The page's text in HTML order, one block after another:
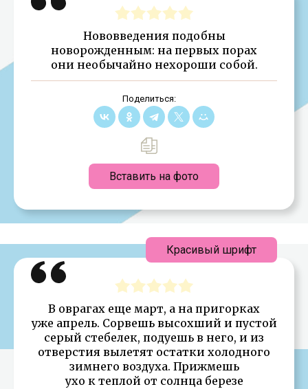
Нововведения подобны
новорожденным: на первых порах
они необычайно нехороши собой.
Поделиться:
Вставить на фото
В оврагах еще март, а на пригорках
уже апрель. Сорвешь высохший и пустой
серый стебелек, подуешь в него, и из
отверстия вылетят остатки холодного
зимнего воздуха. Прижмешь
ухо к теплой от солнца березе
Красивый шрифт